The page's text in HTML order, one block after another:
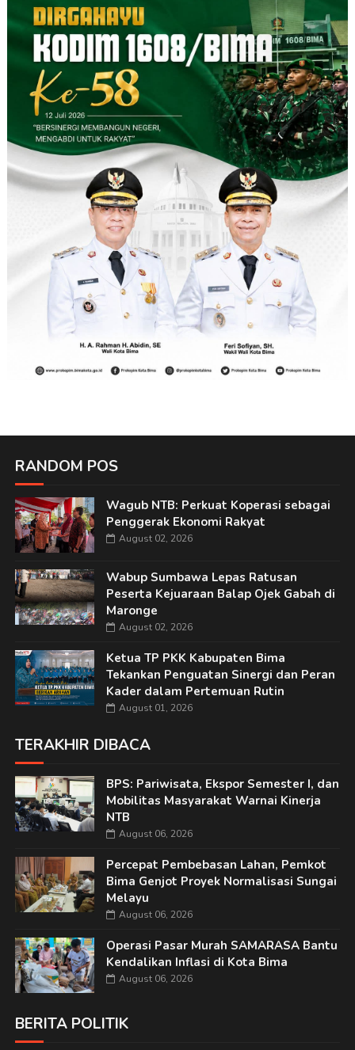
RANDOM POS
Wagub NTB: Perkuat Koperasi sebagai
Penggerak Ekonomi Rakyat
August 02, 2026
Wabup Sumbawa Lepas Ratusan
Peserta Kejuaraan Balap Ojek Gabah di
Maronge
August 02, 2026
Ketua TP PKK Kabupaten Bima
Tekankan Penguatan Sinergi dan Peran
Kader dalam Pertemuan Rutin
August 01, 2026
TERAKHIR DIBACA
BPS: Pariwisata, Ekspor Semester I, dan
Mobilitas Masyarakat Warnai Kinerja
NTB
August 06, 2026
Percepat Pembebasan Lahan, Pemkot
Bima Genjot Proyek Normalisasi Sungai
Melayu
August 06, 2026
Operasi Pasar Murah SAMARASA Bantu
Kendalikan Inflasi di Kota Bima
August 06, 2026
BERITA POLITIK